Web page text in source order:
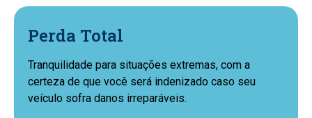
Perda Total
Tranquilidade para situações extremas, com a
certeza de que você será indenizado caso seu
veículo sofra danos irreparáveis.